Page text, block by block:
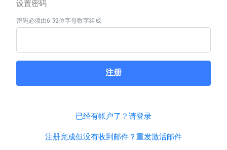
设置密码
密码必须由6-32位字母数字组成
注册
已经有帐户了？请登录
注册完成但没有收到邮件？重发激活邮件